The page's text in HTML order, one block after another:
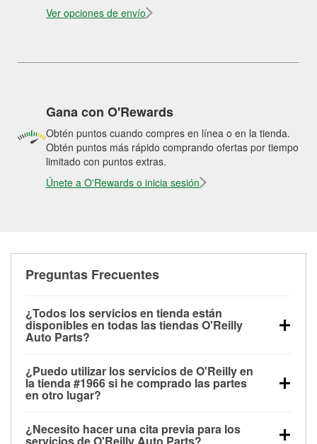
Ver opciones de envío
Gana con O'Rewards
Obtén puntos cuando compres en línea o en la tienda.
Obtén puntos más rápido comprando ofertas por tiempo
limitado con puntos extras.
Únete a O'Rewards o inicia sesión
Preguntas Frecuentes
¿Todos los servicios en tienda están
disponibles en todas las tiendas O'Reilly
Auto Parts?
las pruebas de batería, pruebas de alternador y
motor de arranque, revisión de la luz “Check Engine”
con O'Reilly VeriScan® e instalación de
limpiaparabrisas o bombillas, están disponibles en
todas las tiendas O'Reilly Auto Parts. La tienda
¿Puedo utilizar los servicios de O'Reilly en
la tienda #1966 si he comprado las partes
en otro lugar?
de O'Reilly Auto Parts que estén disponibles en la
¿Necesito hacer una cita previa para los